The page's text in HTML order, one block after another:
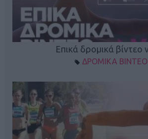
Επικά δρομικά βίντεο
ΔΡΟΜΙΚΑ ΒΙΝΤΕΟ